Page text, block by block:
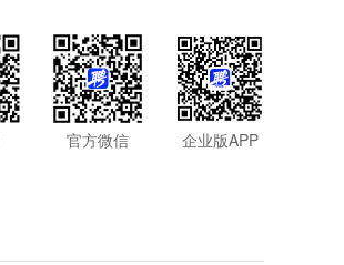
官方微信 企业版APP